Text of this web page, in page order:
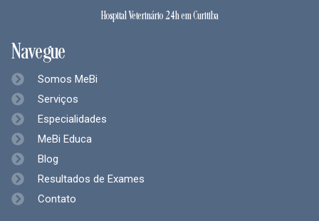
Hospital Veterinário 24h em Curitiba
Navegue
Somos MeBi
Serviços
Especialidades
MeBi Educa
Blog
Resultados de Exames
Contato